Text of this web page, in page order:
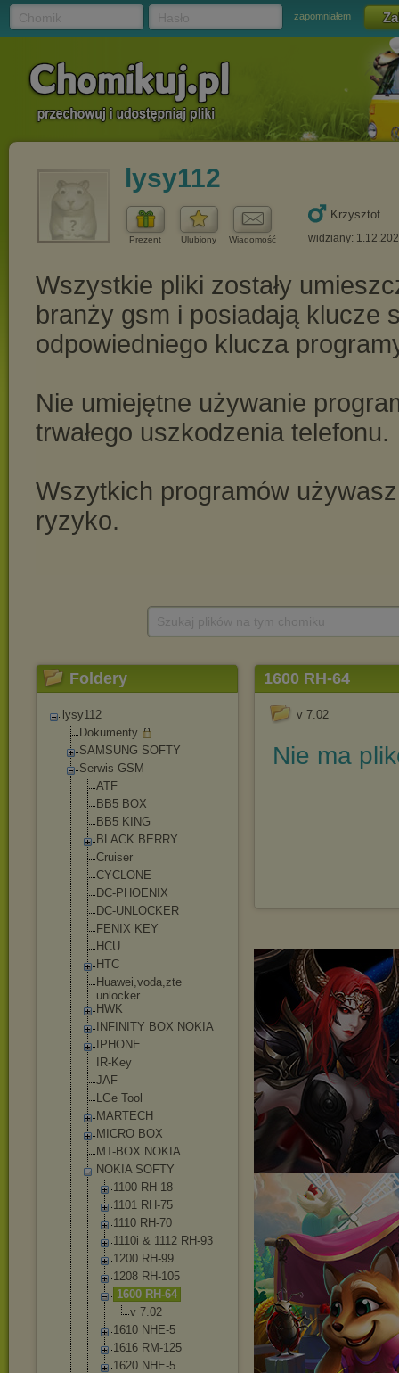
zapomniałem
lysy112
Prezent Ulubiony Wiadomość
Krzysztof
widziany:
Foldery
lysy112
Dokumenty
SAMSUNG SOFTY
Serwis GSM
ATF
BB5 BOX
BB5 KING
BLACK BERRY
Cruiser
CYCLONE
DC-PHOENIX
DC-UNLOCKER
FENIX KEY
HCU
HTC
Huawei,voda,zte
unlocker
HWK
INFINITY BOX NOKIA
IPHONE
IR-Key
JAF
LGe Tool
MARTECH
MICRO BOX
MT-BOX NOKIA
NOKIA SOFTY
1100 RH-18
1101 RH-75
1110 RH-70
1110i & 1112 RH-93
1200 RH-99
1208 RH-105
1600 RH-64
v 7.02
1610 NHE-5
1616 RM-125
1620 NHE-5
1600 RH-64
v 7.02
Nie ma